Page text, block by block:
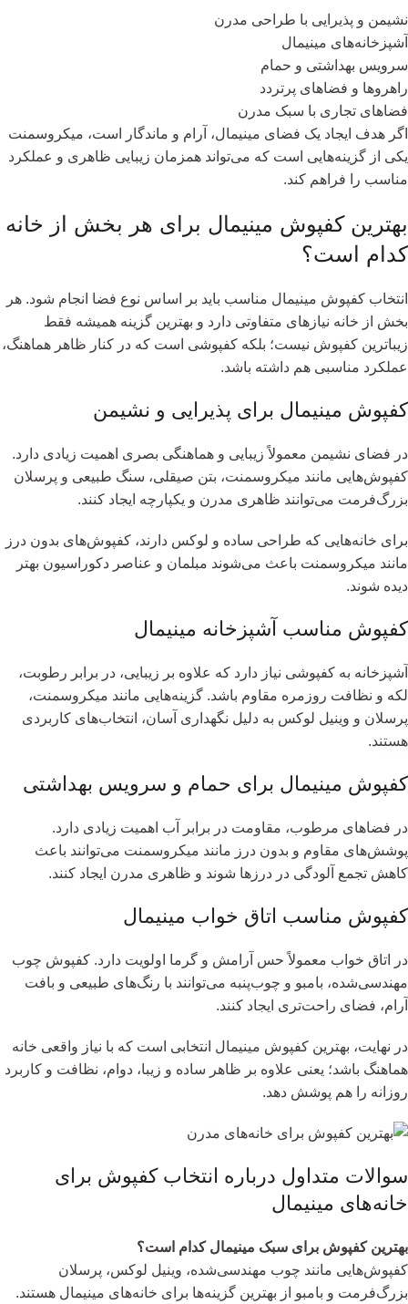
نشیمن و پذیرایی با طراحی مدرن
آشپزخانه‌های مینیمال
سرویس بهداشتی و حمام
راهروها و فضاهای پرتردد
فضاهای تجاری با سبک مدرن
اگر هدف ایجاد یک فضای مینیمال، آرام و ماندگار است، میکروسمنت
یکی از گزینه‌هایی است که می‌تواند همزمان زیبایی ظاهری و عملکرد
مناسب را فراهم کند.
بهترین کفپوش مینیمال برای هر بخش از خانه
کدام است؟
انتخاب کفپوش مینیمال مناسب باید بر اساس نوع فضا انجام شود. هر
بخش از خانه نیازهای متفاوتی دارد و بهترین گزینه همیشه فقط
زیباترین کفپوش نیست؛ بلکه کفپوشی است که در کنار ظاهر هماهنگ،
عملکرد مناسبی هم داشته باشد.
کفپوش مینیمال برای پذیرایی و نشیمن
در فضای نشیمن معمولاً زیبایی و هماهنگی بصری اهمیت زیادی دارد.
کفپوش‌هایی مانند میکروسمنت، بتن صیقلی، سنگ طبیعی و پرسلان
بزرگ‌فرمت می‌توانند ظاهری مدرن و یکپارچه ایجاد کنند.
برای خانه‌هایی که طراحی ساده و لوکس دارند، کفپوش‌های بدون درز
مانند میکروسمنت باعث می‌شوند مبلمان و عناصر دکوراسیون بهتر
دیده شوند.
کفپوش مناسب آشپزخانه مینیمال
آشپزخانه به کفپوشی نیاز دارد که علاوه بر زیبایی، در برابر رطوبت،
لکه و نظافت روزمره مقاوم باشد. گزینه‌هایی مانند میکروسمنت،
پرسلان و وینیل لوکس به دلیل نگهداری آسان، انتخاب‌های کاربردی
هستند.
کفپوش مینیمال برای حمام و سرویس بهداشتی
در فضاهای مرطوب، مقاومت در برابر آب اهمیت زیادی دارد.
پوشش‌های مقاوم و بدون درز مانند میکروسمنت می‌توانند باعث
کاهش تجمع آلودگی در درزها شوند و ظاهری مدرن ایجاد کنند.
کفپوش مناسب اتاق خواب مینیمال
در اتاق خواب معمولاً حس آرامش و گرما اولویت دارد. کفپوش چوب
مهندسی‌شده، بامبو و چوب‌پنبه می‌توانند با رنگ‌های طبیعی و بافت
آرام، فضای راحت‌تری ایجاد کنند.
در نهایت، بهترین کفپوش مینیمال انتخابی است که با نیاز واقعی خانه
هماهنگ باشد؛ یعنی علاوه بر ظاهر ساده و زیبا، دوام، نظافت و کاربرد
روزانه را هم پوشش دهد.
سوالات متداول درباره انتخاب کفپوش برای
خانه‌های مینیمال
بهترین کفپوش برای سبک مینیمال کدام است؟
کفپوش‌هایی مانند چوب مهندسی‌شده، وینیل لوکس، پرسلان
بزرگ‌فرمت و بامبو از بهترین گزینه‌ها برای خانه‌های مینیمال هستند.